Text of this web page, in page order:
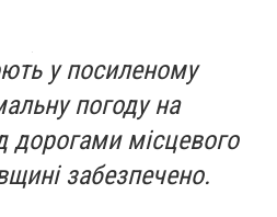
у посиленому
погоду на
дорогами місцевого
забезпечено.